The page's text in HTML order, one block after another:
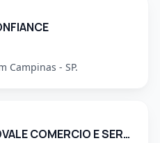
Campinas - SP.
DEDETIZADORA DOVALE COMERCIO E SERVICO LTDA